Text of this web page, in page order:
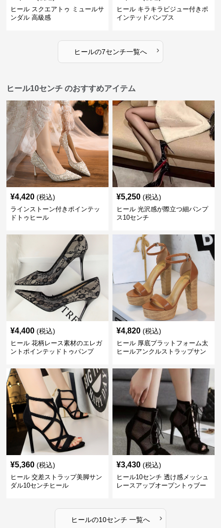
ヒール スクエアトゥ ミュールサ
ンダル 高級感
ヒール キラキラビジュー付きポ
インテッドパンプス
ヒールの7センチ一覧へ ›
ヒール10センチ のおすすめアイテム
¥4,420 (税込)
ラインストーン付きポインテッ
ドトゥヒール
¥5,250 (税込)
ヒール 光沢感が際立つ細パンプ
ス10センチ
¥4,400 (税込)
ヒール 花柄レース素材のエレガ
ントポインテッドトゥパンプ
¥4,820 (税込)
ヒール 厚底プラットフォーム太
ヒールアンクルストラップサン
¥5,360 (税込)
ヒール 交差ストラップ美脚サン
ダル10センチヒール
¥3,430 (税込)
ヒール10センチ 透け感メッシュ
レースアップオープントゥブー
ヒールの10センチ 一覧へ ›